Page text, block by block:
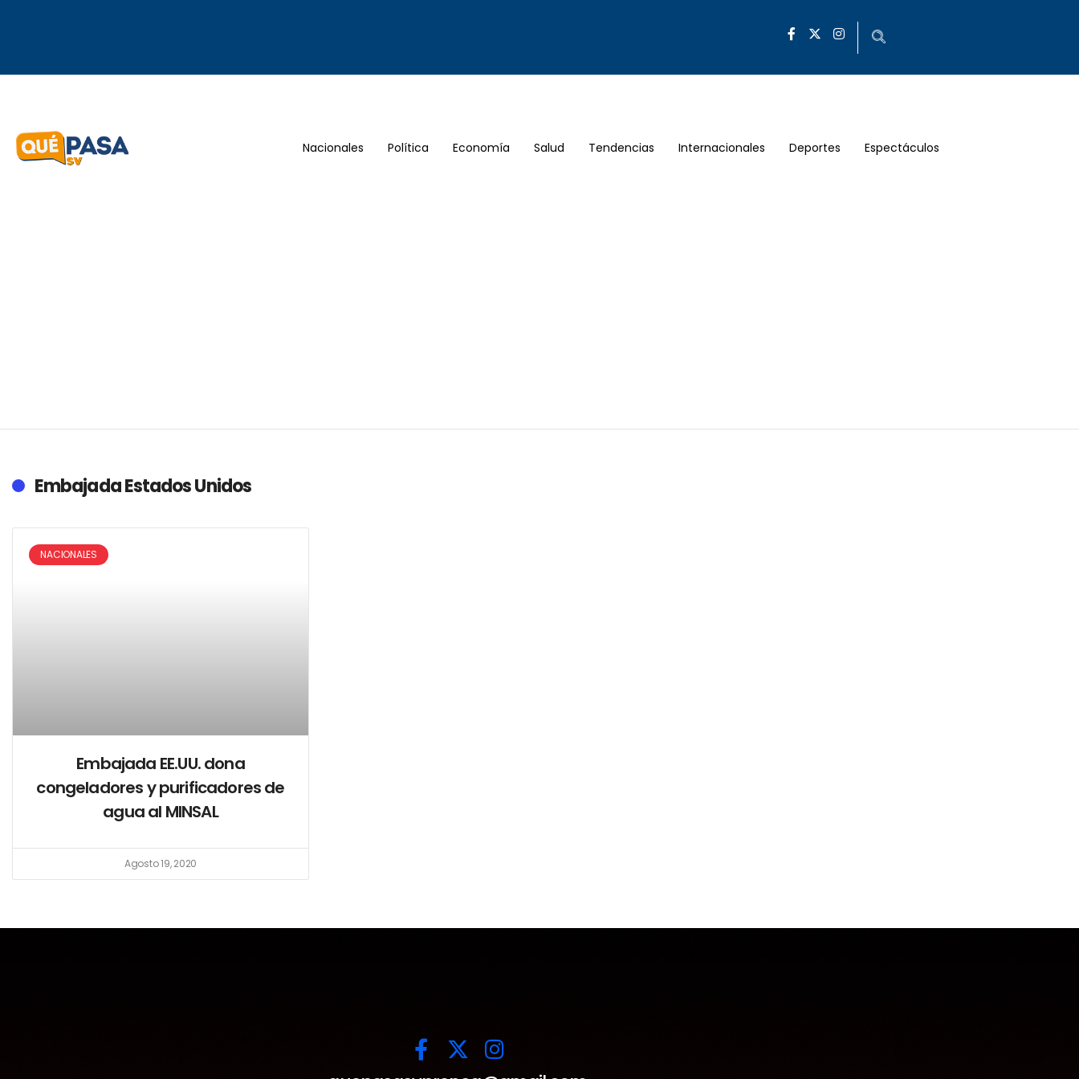
Nacionales Política Economía Salud Tendencias Internacionales Deportes Espectáculos
Embajada Estados Unidos
NACIONALES
Embajada EE.UU. dona
congeladores y purificadores de
agua al MINSAL
Agosto 19, 2020